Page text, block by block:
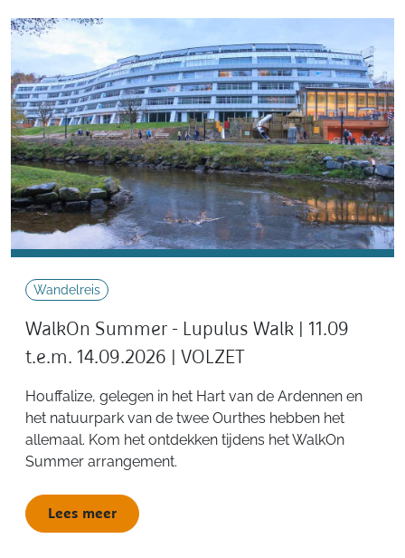
Wandelreis
WalkOn Summer - Lupulus Walk | 11.09
t.e.m. 14.09.2026 | VOLZET
Houffalize, gelegen in het Hart van de Ardennen en
het natuurpark van de twee Ourthes hebben het
allemaal. Kom het ontdekken tijdens het WalkOn
Summer arrangement.
Lees meer